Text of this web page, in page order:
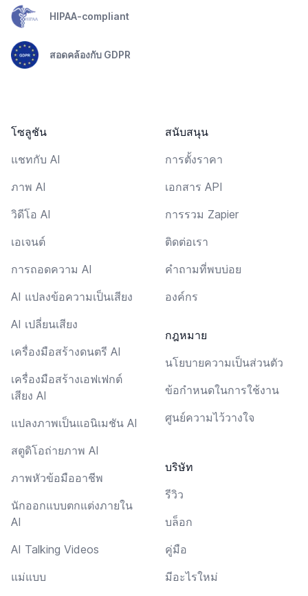
HIPAA-compliant
สอดคล้องกับ GDPR
โซลูชัน
แชทกับ AI
ภาพ AI
วิดีโอ AI
เอเจนต์
การถอดความ AI
AI แปลงข้อความเป็นเสียง
AI เปลี่ยนเสียง
เครื่องมือสร้างดนตรี AI
เครื่องมือสร้างเอฟเฟกต์
เสียง AI
แปลงภาพเป็นแอนิเมชัน AI
สตูดิโอถ่ายภาพ AI
ภาพหัวข้อมืออาชีพ
นักออกแบบตกแต่งภายใน
AI
AI Talking Videos
แม่แบบ
สนับสนุน
การตั้งราคา
เอกสาร API
การรวม Zapier
ติดต่อเรา
คำถามที่พบบ่อย
องค์กร
กฎหมาย
นโยบายความเป็นส่วนตัว
ข้อกำหนดในการใช้งาน
ศูนย์ความไว้วางใจ
บริษัท
รีวิว
บล็อก
คู่มือ
มีอะไรใหม่